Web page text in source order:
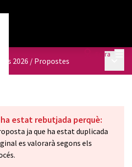
Entra
2026 / Propostes
estat rebutjada perquè:
ja que ha estat duplicada
es valorarà segons els